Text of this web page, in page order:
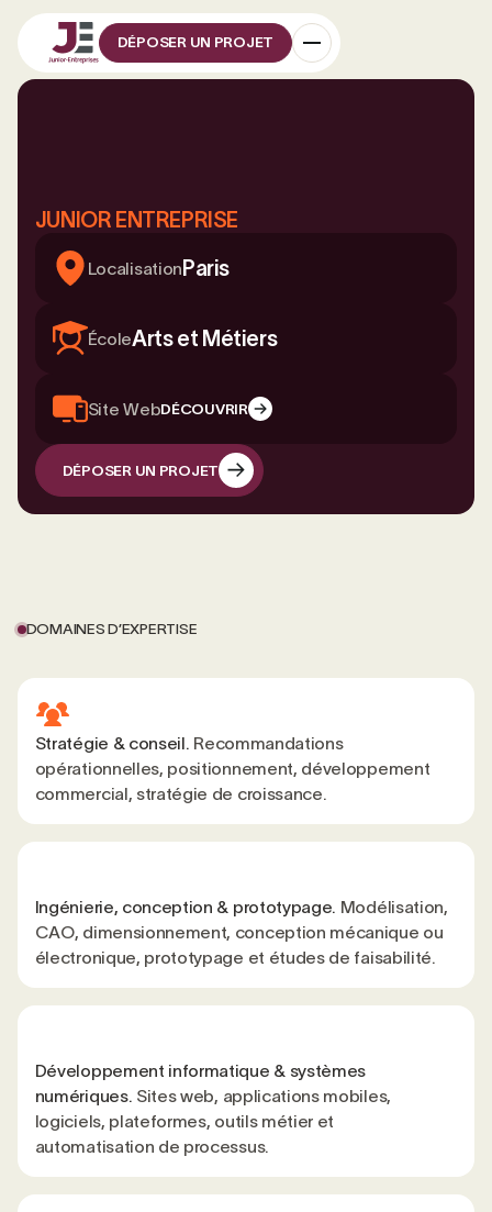
DÉPOSER UN PROJET
JUNIOR ENTREPRISE
Localisation Paris
ÉcoleArts et Métiers
Site WebDÉCOUVRIR
DÉPOSER UN PROJET
DOMAINES D’EXPERTISE
Stratégie & conseil. Recommandations
opérationnelles, positionnement, développement
commercial, stratégie de croissance.
Ingénierie, conception & prototypage. Modélisation,
CAO, dimensionnement, conception mécanique ou
électronique, prototypage et études de faisabilité.
Développement informatique & systèmes
numériques. Sites web, applications mobiles,
logiciels, plateformes, outils métier et
automatisation de processus.